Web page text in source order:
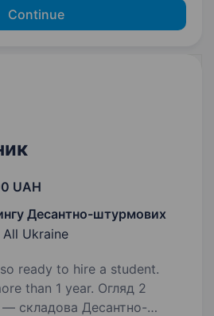
Continue
UAH
Десантно-штурмових
All Ukraine
ready to hire a student.
1 year. Огляд 2
— складова Десантно-